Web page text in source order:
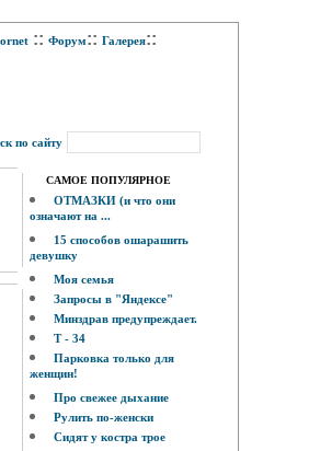
:: Форум:: Галерея::
по сайту
САМОЕ ПОПУЛЯРНОЕ
ОТМАЗКИ (и что они
означают на ...
15 способов ошарашить
девушку
Моя семья
Запросы в "Яндексе"
Минздрав предупреждает.
Т - 34
Парковка только для
женщин!
Про свежее дыхание
Рулить по-женски
Сидят у костра трое